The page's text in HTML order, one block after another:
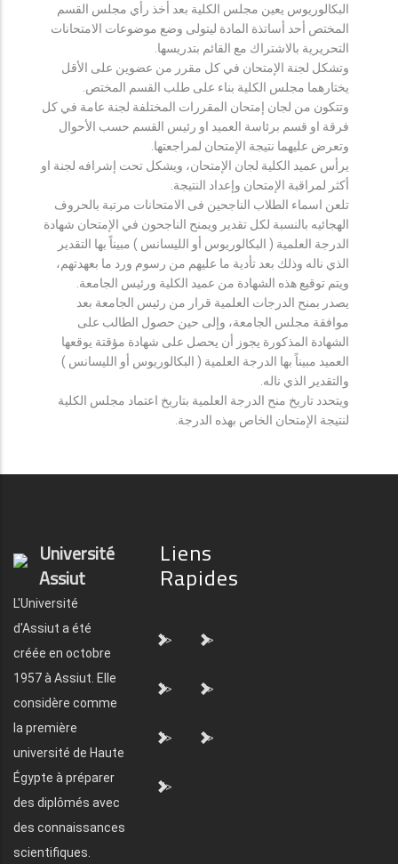
البكالوريوس يعين مجلس الكلية بعد أخذ رأي مجلس القسم
المختص أحد أساتذة المادة ليتولى وضع موضوعات الامتحانات
التحريرية بالاشتراك مع القائم بتدريسها.
وتشكل لجنة الإمتحان في كل مقرر من عضوين على الأقل
يختارهما مجلس الكلية بناء على طلب القسم المختص.
وتتكون من لجان إمتحان المقررات المختلفة لجنة عامة في كل
فرقة او قسم برئاسة العميد او رئيس القسم حسب الأحوال
وتعرض عليهما نتيجة الإمتحان لمراجعتها.
يرأس عميد الكلية لجان الإمتحان، ويشكل تحت إشرافه لجنة او
أكثر لمراقبة الإمتحان وإعداد النتيجة.
تلعن اسماء الطلاب الناجحين فى الامتحانات مرتبة بالحروف
الهجائيه بالنسبة لكل تقدير ويمنح الناجحون في الإمتحان شهادة
الدرجة العلمية ( البكالوريوس أو الليسانس ) مبيناً بها التقدير
الذي ناله وذلك بعد تأدية ما عليهم من رسوم ورد ما بعهدتهم،
ويتم توقيع هذه الشهادة من عميد الكلية ورئيس الجامعة.
يصدر بمنح الدرجات العلمية قرار من رئيس الجامعة بعد
موافقة مجلس الجامعة، وإلى حين حصول الطالب على
الشهادة المذكورة يجوز أن يحصل على شهادة مؤقتة يوقعها
العميد مبيناً بها الدرجة العلمية ( البكالوريوس أو الليسانس )
والتقدير الذي ناله.
ويتحدد تاريخ منح الدرجة العلمية بتاريخ اعتماد مجلس الكلية
لنتيجة الإمتحان الخاص بهذه الدرجة.
Université
Assiut
L'Université
d'Assiut a été
créée en octobre
1957 à Assiut. Elle
considère comme
la première
université de Haute
Égypte à préparer
des diplômés avec
des connaissances
scientifiques.
Liens
Rapides
"> ">
"> ">
"> ">
">